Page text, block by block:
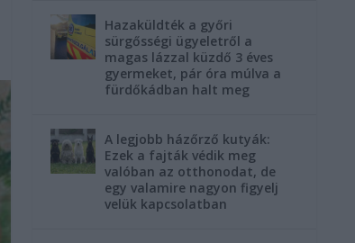
Hazaküldték a győri
sürgősségi ügyeletről a
magas lázzal küzdő 3 éves
gyermeket, pár óra múlva a
fürdőkádban halt meg
A legjobb házőrző kutyák:
Ezek a fajták védik meg
valóban az otthonodat, de
egy valamire nagyon figyelj
velük kapcsolatban